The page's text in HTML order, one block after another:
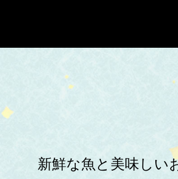
新鮮な魚と美味しい